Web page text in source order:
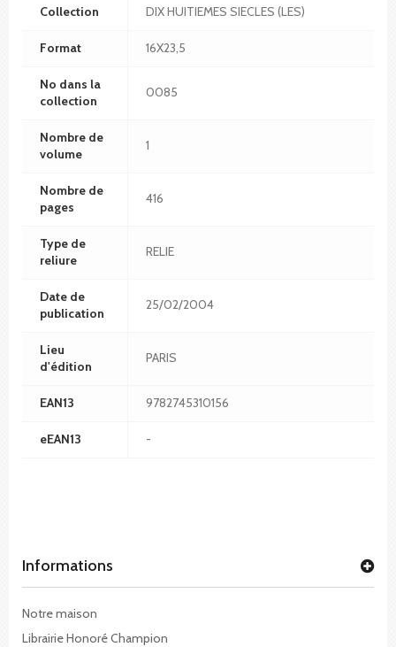
Collection DIX HUITIEMES SIECLES (LES)
Format 16X23,5
No dans la
collection
0085
Nombre de
volume
1
Nombre de
pages
416
Type de
reliure
RELIE
Date de
publication
25/02/2004
Lieu
d'édition
PARIS
EAN13 9782745310156
eEAN13 -
Informations
Notre maison
Librairie Honoré Champion